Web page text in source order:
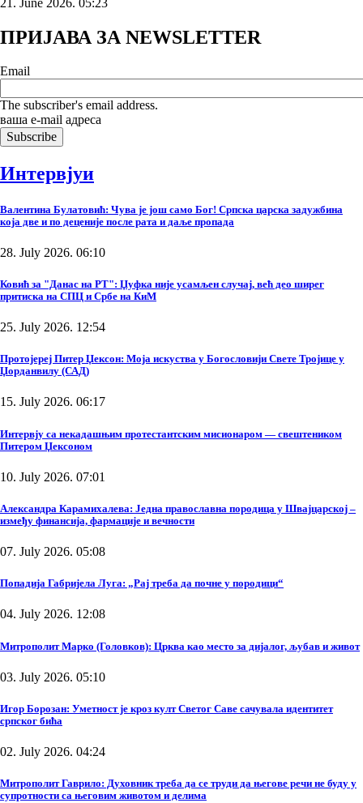
ПРИЈАВА ЗА NEWSLETTER
Email
The subscriber's email address.
ваша е-mail адреса
Интервјуи
Валентина Булатовић: Чува је још само Бог! Српска царска задужбина
која две и по деценије после рата и даље пропада
28. July 2026. 06:10
Ковић за "Данас на РТ": Џуфка није усамљен случај, већ део ширег
притиска на СПЦ и Србе на КиМ
25. July 2026. 12:54
Протојереј Питер Џексон: Моја искуства у Богословији Свете Тројице у
Џорданвилу (САД)
15. July 2026. 06:17
Интервју са некадашњим протестантским мисионаром — свештеником
Питером Џексоном
10. July 2026. 07:01
Александра Карамихалева: Једна православна породица у Швајцарској –
између финансија, фармације и вечности
07. July 2026. 05:08
Попадија Габријела Луга: „Рај треба да почне у породици“
04. July 2026. 12:08
Митрополит Марко (Головков): Црква као место за дијалог, љубав и живот
03. July 2026. 05:10
Игор Борозан: Уметност је кроз култ Светог Саве сачувала идентитет
српског бића
02. July 2026. 04:24
Митрополит Гаврило: Духовник треба да се труди да његове речи не буду у
супротности са његовим животом и делима